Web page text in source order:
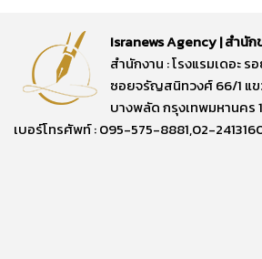
Isranews Agency | สำนัก
สำนักงาน : โรงแรมเดอะ ร
ซอยจรัญสนิทวงศ์ 66/1 แ
บางพลัด กรุงเทพมหานคร
เบอร์โทรศัพท์ : 095-575-8881,02-